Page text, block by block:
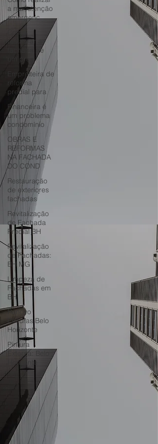
a manutenção
emergenc
Como
restaurar a
fachada de
um préd
Empreiteira de
reforma
predial para
Financeira é
um problema
condomínio
OBRAS E
REFORMAS
NA FACHADA
DO COND
Restauração
de exteriores
fachadas
Revitalização
de Fachada
Predial BH
Revitalização
de Fachadas:
BH MG
Limpeza de
Fachadas em
BH
Renovo
Pinturas Belo
Horizonte
Pintura
Externa: Belo
Horizonte